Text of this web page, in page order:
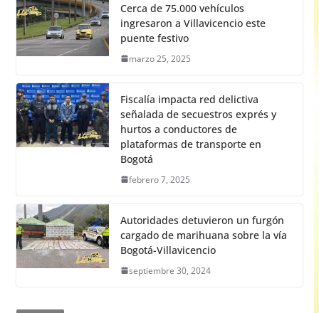
Cerca de 75.000 vehículos
ingresaron a Villavicencio este
puente festivo
marzo 25, 2025
Fiscalía impacta red delictiva
señalada de secuestros exprés y
hurtos a conductores de
plataformas de transporte en
Bogotá
febrero 7, 2025
Autoridades detuvieron un furgón
cargado de marihuana sobre la vía
Bogotá-Villavicencio
septiembre 30, 2024